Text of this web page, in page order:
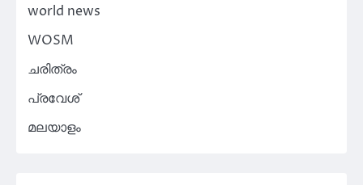
world news
WOSM
ചരിത്രം
പ്രവേശ്
മലയാളം